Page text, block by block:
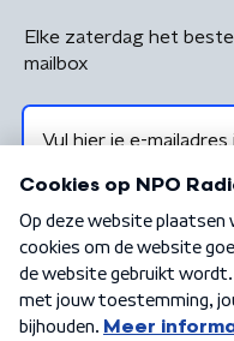
Elke zaterdag het
mailbox
Algemene voorwaarden